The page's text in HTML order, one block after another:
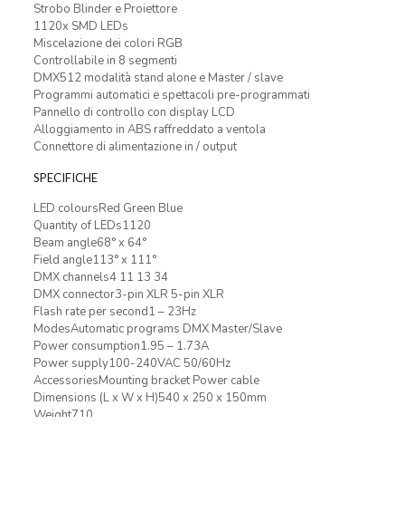
Strobo Blinder e Proiettore
1120x SMD LEDs
Miscelazione dei colori RGB
Controllabile in 8 segmenti
DMX512 modalità stand alone e Master / slave
Programmi automatici e spettacoli pre-programmati
Pannello di controllo con display LCD
Alloggiamento in ABS raffreddato a ventola
Connettore di alimentazione in / output
SPECIFICHE
LED coloursRed Green Blue
Quantity of LEDs1120
Beam angle68° x 64°
Field angle113° x 111°
DMX channels4 11 13 34
DMX connector3-pin XLR 5-pin XLR
Flash rate per second1 – 23Hz
ModesAutomatic programs DMX Master/Slave
Power consumption1.95 – 1.73A
Power supply100-240VAC 50/60Hz
AccessoriesMounting bracket Power cable
Dimensions (L x W x H)540 x 250 x 150mm
Weight710